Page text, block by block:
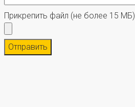
Прикрепить файл (не более 15 МБ)